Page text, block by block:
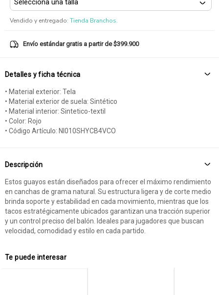
Vendido y entregado: Tienda Branchos.
Envío estándar gratis a partir de $399.900
Detalles y ficha técnica
• Material exterior: Tela
• Material exterior de suela: Sintético
• Material interior: Sintetico-textil
• Color: Rojo
• Código Artículo: NI010SHYCB4VCO
Descripción
Estos guayos están diseñados para ofrecer el máximo rendimiento
en canchas de grama natural. Su estructura ligera y de corte medio
brinda soporte y estabilidad en cada movimiento, mientras que los
tacos estratégicamente ubicados garantizan una tracción superior
y un control preciso del balón. Ideales para jugadores que buscan
velocidad, comodidad y estilo en cada partido.
Te puede interesar